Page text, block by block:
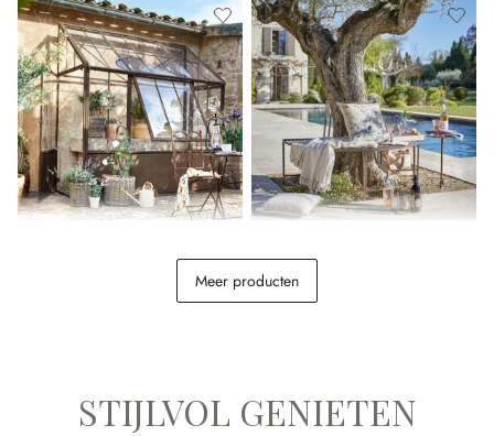
€ 228,00
Meer producten
STIJLVOL GENIETEN